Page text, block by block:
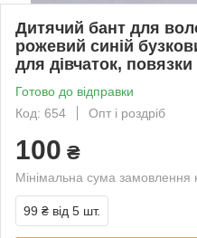
Дитячий бант для
рожевий синій
для дівчаток,
Готово до відправки
Код: 654
Опт і роздріб
100 ₴
Мінімальна сума замовлення
99 ₴ від 5 шт.